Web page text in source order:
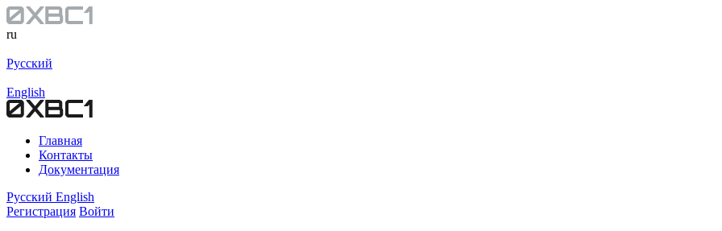
ru
Русский
English
Главная
Контакты
Документация
Русский English
Регистрация Войти